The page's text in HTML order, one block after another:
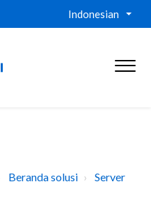
Indonesian
Beranda solusi
Server